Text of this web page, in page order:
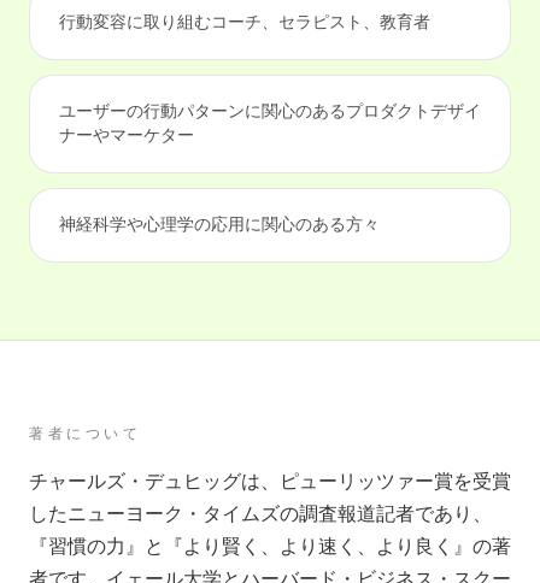
行動変容に取り組むコーチ、セラピスト、教育者
ユーザーの行動パターンに関心のあるプロダクトデザイ
ナーやマーケター
神経科学や心理学の応用に関心のある方々
著者について
チャールズ・デュヒッグは、ピューリッツァー賞を受賞
したニューヨーク・タイムズの調査報道記者であり、
『習慣の力』と『より賢く、より速く、より良く』の著